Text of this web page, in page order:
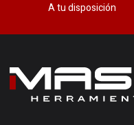
A tu disposición